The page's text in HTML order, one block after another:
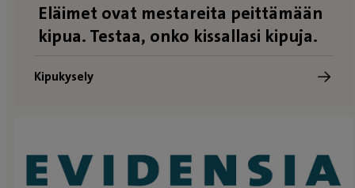
Eläimet ovat mestareita peittämään
kipua. Testaa, onko kissallasi kipuja.
Kipukysely